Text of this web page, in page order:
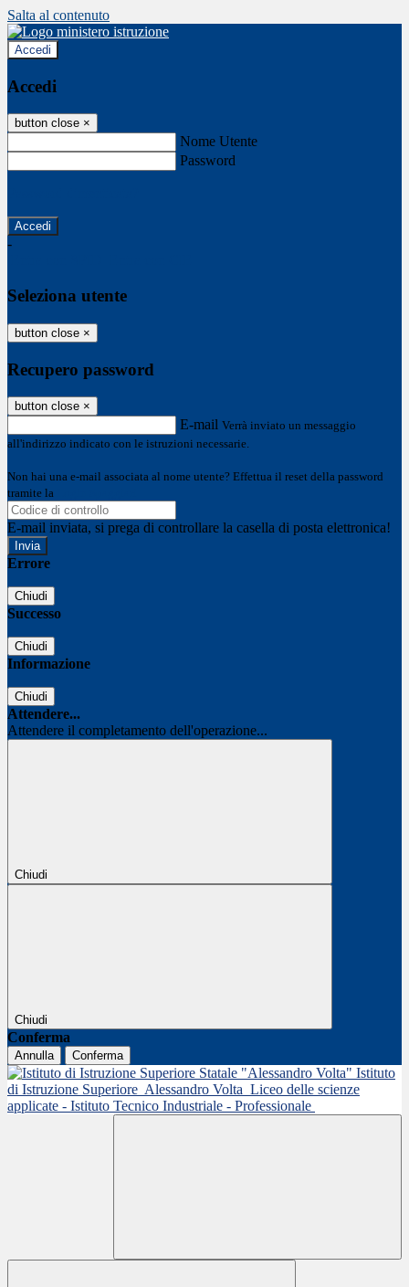
Salta al contenuto
Accedi
Accedi
button close ×
Nome Utente
Password
-
Seleziona utente
button close ×
Recupero password
button close ×
E-mail Verrà inviato un messaggio
all'indirizzo indicato con le istruzioni necessarie.
Non hai una e-mail associata al nome utente? Effettua il reset della password
tramite la
E-mail inviata, si prega di controllare la casella di posta elettronica!
Errore
Chiudi
Successo
Chiudi
Informazione
Chiudi
Attendere...
Attendere il completamento dell'operazione...
Chiudi
Chiudi
Conferma
Annulla Conferma
Istituto
di Istruzione Superiore Alessandro Volta Liceo delle scienze
applicate - Istituto Tecnico Industriale - Professionale